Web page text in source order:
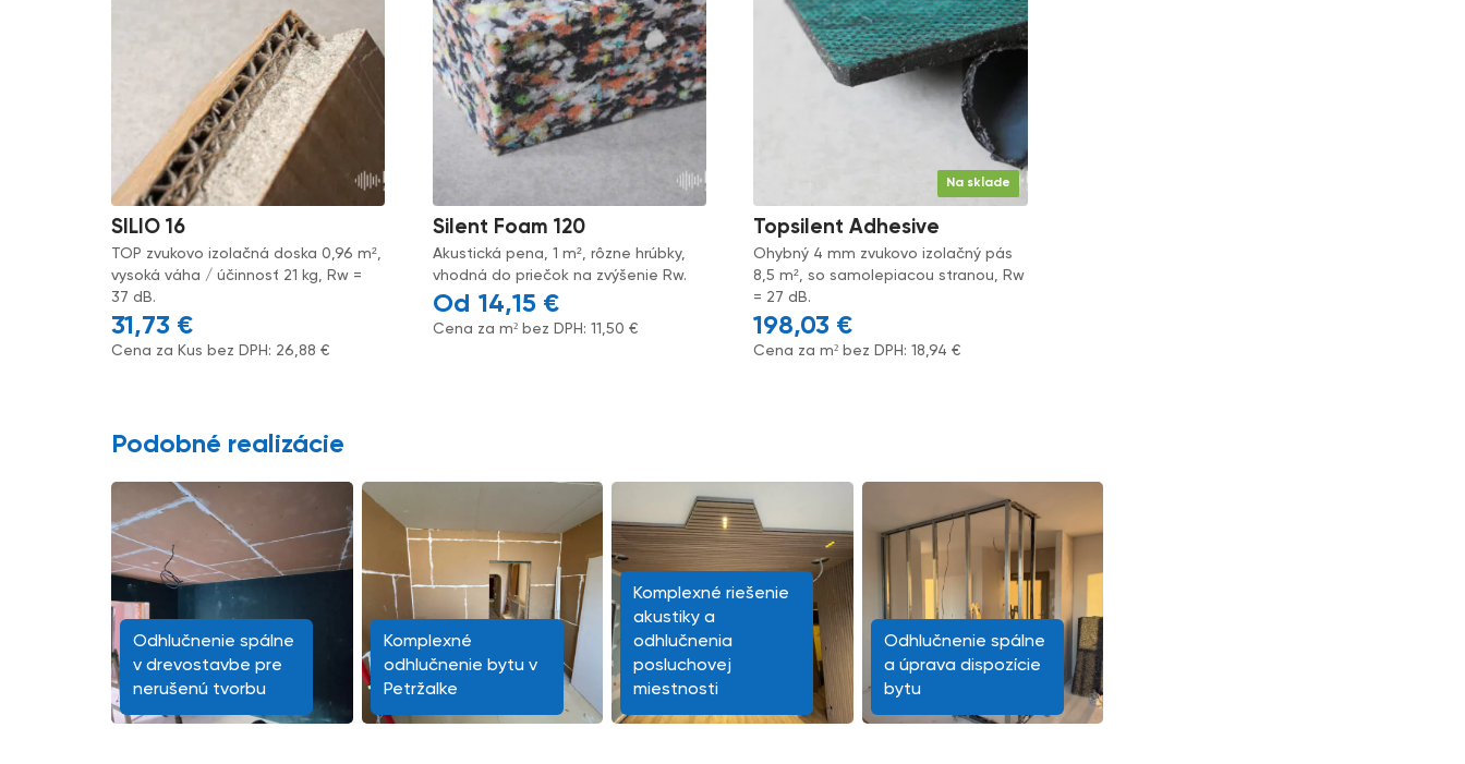
SILIO 16
TOP zvukovo izolačná doska 0,96 m²,
vysoká váha / účinnosť 21 kg, Rw =
37 dB.
31,73 €
Cena za Kus bez DPH: 26,88 €
Silent Foam 120
Akustická pena, 1 m², rôzne hrúbky,
vhodná do priečok na zvýšenie Rw.
14,15 €
Cena za m² bez DPH: 11,50 €
Na sklade
Topsilent Adhesive
Ohybný 4 mm zvukovo izolačný pás
8,5 m², so samolepiacou stranou, Rw
= 27 dB.
198,03 €
Cena za m² bez DPH:18,94€
Podobné realizácie
Odhlučnenie spálne
v drevostavbe pre
nerušenú tvorbu
Komplexné
odhlučnenie bytu v
Petržalke
Komplexné riešenie
akustiky a
odhlučnenia
posluchovej
miestnosti
Odhlučnenie spálne
a úprava dispozície
bytu